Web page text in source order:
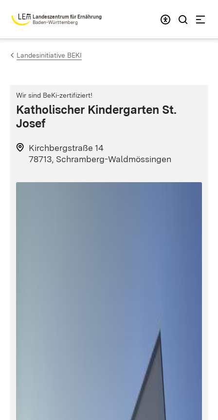
Zum Inhalt springen
Landeszentrum für Ernährung
Baden-Württemberg
Landesinitiative BEKI
Wir sind BeKi-zertifiziert!
Katholischer Kindergarten St.
Josef
Kirchbergstraße 14
78713, Schramberg-Waldmössingen